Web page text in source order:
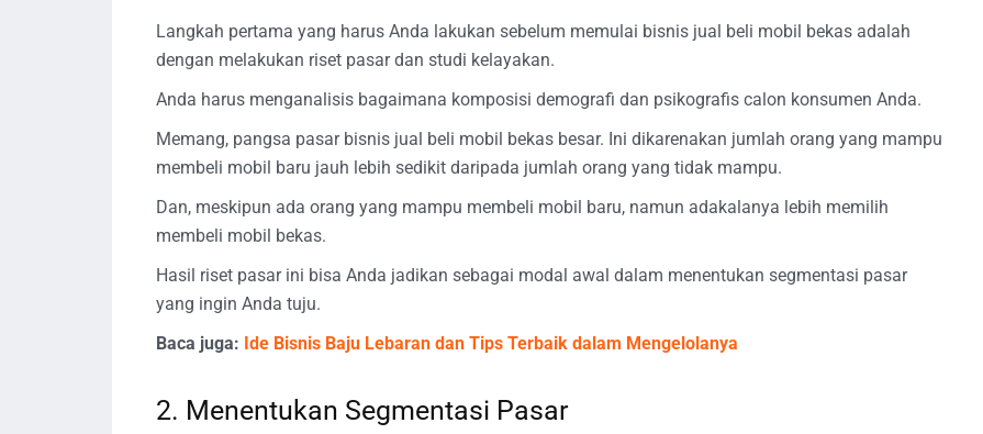
Langkah pertama yang harus Anda lakukan sebelum memulai bisnis jual beli mobil bekas adalah
dengan melakukan riset pasar dan studi kelayakan.
Anda harus menganalisis bagaimana komposisi demografi dan psikografis calon konsumen Anda.
Memang, pangsa pasar bisnis jual beli mobil bekas besar. Ini dikarenakan jumlah orang yang mampu
membeli mobil baru jauh lebih sedikit daripada jumlah orang yang tidak mampu.
Dan, meskipun ada orang yang mampu membeli mobil baru, namun adakalanya lebih memilih
membeli mobil bekas.
Hasil riset pasar ini bisa Anda jadikan sebagai modal awal dalam menentukan segmentasi pasar
yang ingin Anda tuju.
Baca juga: Ide Bisnis Baju Lebaran dan Tips Terbaik dalam Mengelolanya
2. Menentukan Segmentasi Pasar